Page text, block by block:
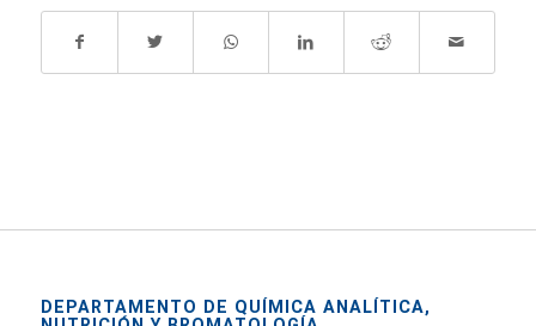
DEPARTAMENTO DE QUÍMICA ANALÍTICA,